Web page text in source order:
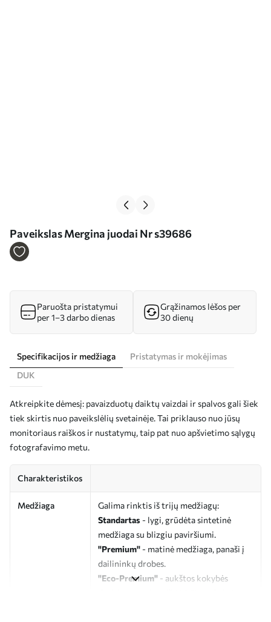
Paveikslas Mergina juodai Nr s39686
Paruošta pristatymui
per 1–3 darbo dienas
Grąžinamos lėšos per
30 dienų
Specifikacijos ir medžiaga
Pristatymas ir mokėjimas
DUK
Atkreipkite dėmesį: pavaizduotų daiktų vaizdai ir spalvos gali šiek
tiek skirtis nuo paveikslėlių svetainėje. Tai priklauso nuo jūsų
monitoriaus raiškos ir nustatymų, taip pat nuo apšvietimo sąlygų
fotografavimo metu.
Charakteristikos
Medžiaga
Galima rinktis iš trijų medžiagų:
Standartas - lygi, grūdėta sintetinė
medžiaga su blizgiu paviršiumi.
"Premium" - matinė medžiaga, panaši į
dailininkų drobes.
"Eco-Premium" - aukštos kokybės